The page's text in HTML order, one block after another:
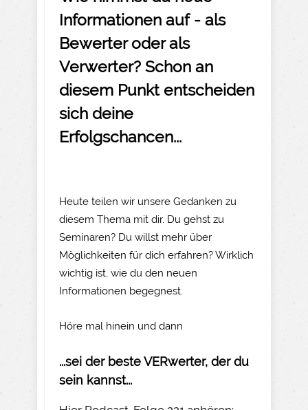
Informationen auf - als
Bewerter oder als
Verwerter? Schon an
diesem Punkt entscheiden
sich deine
Erfolgschancen...
Heute teilen wir unsere Gedanken zu
diesem Thema mit dir. Du gehst zu
Seminaren? Du willst mehr über
Möglichkeiten für dich erfahren? Wirklich
wichtig ist, wie du den neuen
Informationen begegnest.
Höre mal hinein und dann
...sei der beste VERwerter, der du
sein kannst...